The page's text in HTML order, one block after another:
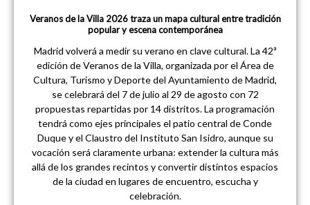
Veranos de la Villa 2026 traza un mapa cultural entre tradición
popular y escena contemporánea
Madrid volverá a medir su verano en clave cultural. La 42ª
edición de Veranos de la Villa, organizada por el Área de
Cultura, Turismo y Deporte del Ayuntamiento de Madrid,
se celebrará del 7 de julio al 29 de agosto con 72
propuestas repartidas por 14 distritos. La programación
tendrá como ejes principales el patio central de Conde
Duque y el Claustro del Instituto San Isidro, aunque su
vocación será claramente urbana: extender la cultura más
allá de los grandes recintos y convertir distintos espacios
de la ciudad en lugares de encuentro, escucha y
celebración.